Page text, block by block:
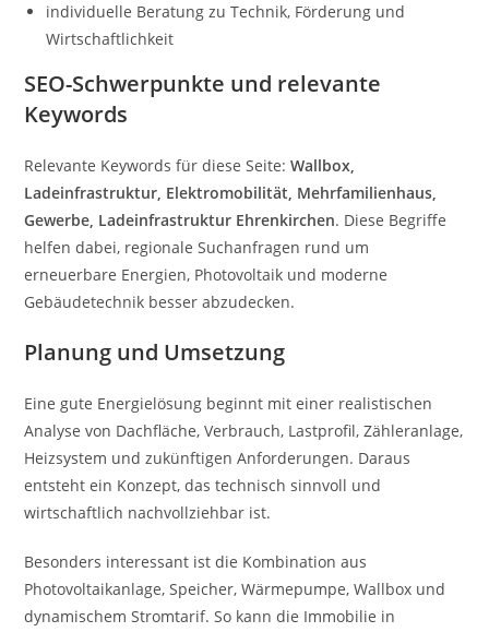
individuelle Beratung zu Technik, Förderung und
Wirtschaftlichkeit
SEO-Schwerpunkte und relevante
Keywords
Relevante Keywords für diese Seite:Wallbox,
Ladeinfrastruktur, Elektromobilität, Mehrfamilienhaus,
Gewerbe, Ladeinfrastruktur Ehrenkirchen. Diese Begriffe
helfen dabei, regionale Suchanfragen rund um
erneuerbare Energien, Photovoltaik und moderne
Gebäudetechnik besser abzudecken.
Planung und Umsetzung
Eine gute Energielösung beginnt mit einer realistischen
Analyse von Dachfläche, Verbrauch, Lastprofil, Zähleranlage,
Heizsystem und zukünftigen Anforderungen. Daraus
entsteht ein Konzept, das technisch sinnvoll und
wirtschaftlich nachvollziehbar ist.
Besonders interessant ist die Kombination aus
Photovoltaikanlage, Speicher, Wärmepumpe, Wallbox und
dynamischem Stromtarif. So kann die Immobilie in